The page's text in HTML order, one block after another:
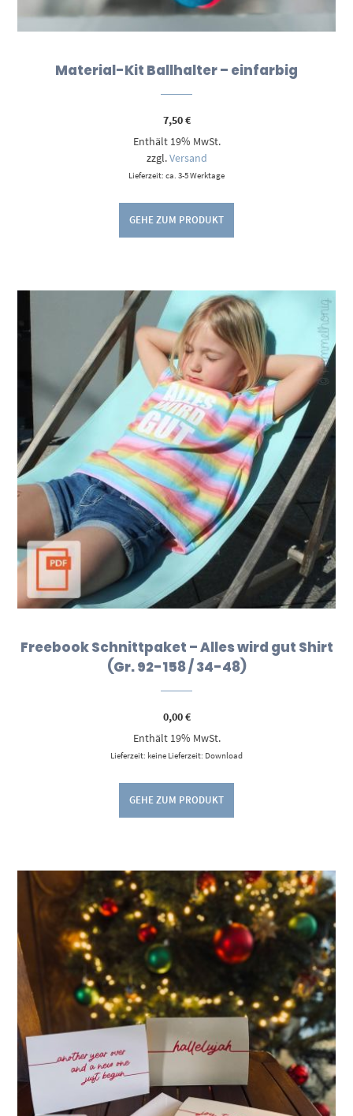
Material-Kit Ballhalter – einfarbig
7,50€
Enthält 19% MwSt.
zzgl.Versand
Lieferzeit: ca. 3-5 Werktage
GEHE ZUM PRODUKT
Freebook Schnittpaket – Alles wird gut Shirt
(Gr. 92-158 / 34-48)
0,00€
Enthält 19% MwSt.
Lieferzeit: keine Lieferzeit: Download
GEHE ZUM PRODUKT